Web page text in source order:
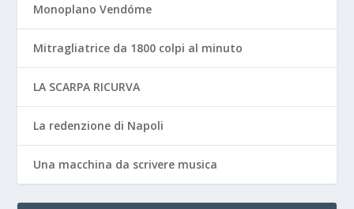
Monoplano Vendóme
Mitragliatrice da 1800 colpi al minuto
LA SCARPA RICURVA
La redenzione di Napoli
Una macchina da scrivere musica